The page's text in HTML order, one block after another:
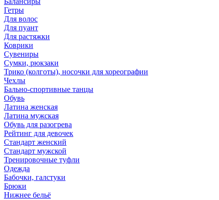
Гетры
Для волос
Для пуант
Для растяжки
Коврики
Сувениры
Сумки, рюкзаки
Трико (колготы), носочки для хореографии
Чехлы
Бально-спортивные танцы
Обувь
Латина женская
Латина мужская
Обувь для разогрева
Рейтинг для девочек
Стандарт женский
Стандарт мужской
Тренировочные туфли
Одежда
Бабочки, галстуки
Брюки
Нижнее бельё